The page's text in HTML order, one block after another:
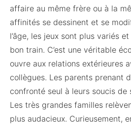
affaire au même frère ou à la
affinités se dessinent et se
l’âge, les jeux sont plus variés
bon train. C’est une véritable
ouvre aux relations extérieures
collègues. Les parents prenant
confronté seul à leurs soucis de
Les très grandes familles
plus audacieux. Curieusement,